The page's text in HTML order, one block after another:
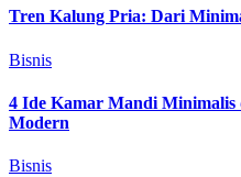
Tren Kalung Pria: Dari
Bisnis
4 Ide Kamar Mandi Minimalis
Modern
Bisnis